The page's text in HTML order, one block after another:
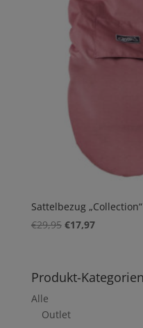
Sattelbezug „Collection“
€29,95 Ursprünglicher
€29,95
€17,97Aktueller
€17,97.
Produkt-Kategorien
Alle
Outlet